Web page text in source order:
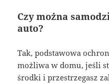
Czy można
auto?
Tak, podstawowa
możliwa w domu, jeśli
środki i przestrzegasz